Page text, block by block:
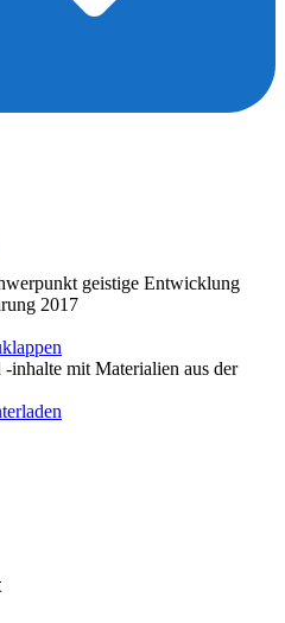
geistige Entwicklung
2017
inhalte mit Materialien aus der